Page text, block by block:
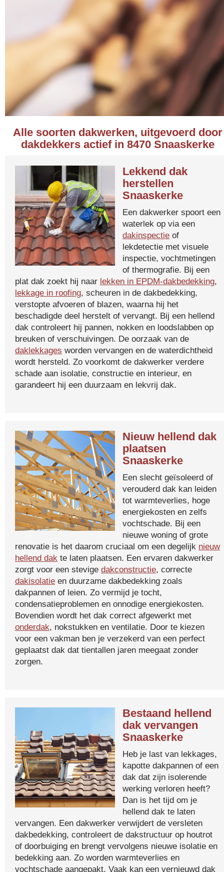
Alle soorten dakwerken, uitgevoerd door
dakdekkers actief in 8470 Snaaskerke
Lekkend dak
herstellen
Snaaskerke
Een dakwerker spoort een
waterlek op via een
dakinspectie of
lekdetectie met visuele
inspectie, vochtmetingen
of thermografie. Bij een
plat dak zoekt hij naar lekken in EPDM-dakbedekking,
lekkage in roofing, scheuren in de dakbedekking,
verstopte afvoeren of blazen, waarna hij het
beschadigde deel herstelt of vervangt. Bij een hellend
dak controleert hij pannen, nokken en loodslabben op
breuken of verschuivingen. De oorzaak van de
daklekkages worden vervangen en de waterdichtheid
wordt hersteld. Zo voorkomt de dakwerker verdere
schade aan isolatie, constructie en interieur, en
garandeert hij een duurzaam en lekvrij dak.
Nieuw hellend dak
plaatsen
Snaaskerke
Een slecht geïsoleerd of
verouderd dak kan leiden
tot warmteverlies, hoge
energiekosten en zelfs
vochtschade. Bij een
nieuwe woning of grote
renovatie is het daarom cruciaal om een degelijk nieuw
hellend dak te laten plaatsen. Een ervaren dakwerker
zorgt voor een stevige dakconstructie, correcte
dakisolatie en duurzame dakbedekking zoals
dakpannen of leien. Zo vermijd je tocht,
condensatieproblemen en onnodige energiekosten.
Bovendien wordt het dak correct afgewerkt met
onderdak, nokstukken en ventilatie. Door te kiezen
voor een vakman ben je verzekerd van een perfect
geplaatst dak dat tientallen jaren meegaat zonder
zorgen.
Bestaand hellend
dak vervangen
Snaaskerke
Heb je last van lekkages,
kapotte dakpannen of een
dak dat zijn isolerende
werking verloren heeft?
Dan is het tijd om je
hellend dak te laten
vervangen. Een dakwerker verwijdert de versleten
dakbedekking, controleert de dakstructuur op houtrot
of doorbuiging en brengt vervolgens nieuwe isolatie en
bedekking aan. Zo worden warmteverlies en
vochtschade aangepakt. Vaak kan een vernieuwd dak